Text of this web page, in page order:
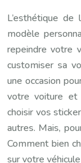
L’esthétique
modèle
repeindre votre
customiser sa
une occasion
votre voiture et
choisir vos
autres. Mais,
Comment bien
sur votre